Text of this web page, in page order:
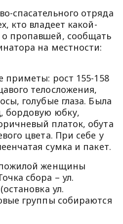
спасательного отряда
кто владеет какой-
пропавшей, сообщать
на местности:
приметы: рост 155-158
телосложения,
голубые глаза. Была
бордовую юбку,
платок, обута
цвета. При себе у
сумка и пакет.
женщины
сбора – ул.
ул.
группы собираются